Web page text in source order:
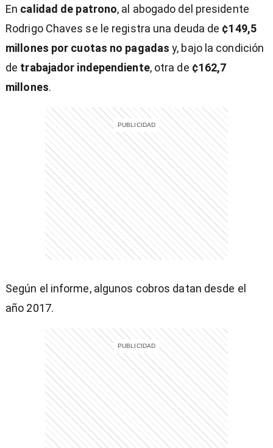
En calidad de patrono, al abogado del presidente
Rodrigo Chaves se le registra una deuda de ¢149,5
millones por cuotas no pagadas y, bajo la condición
de trabajador independiente, otra de ¢162,7
millones.
Según el informe, algunos cobros datan desde el
año 2017.